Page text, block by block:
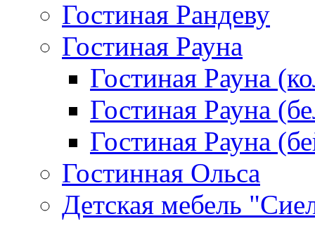
Гостиная Рандеву
Гостиная Рауна
Гостиная Рауна
Гостиная Рауна
Гостиная Рауна
Гостинная Ольса
Детская мебель